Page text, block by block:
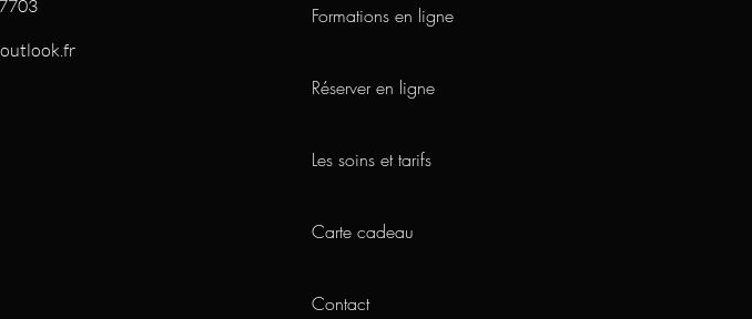
Formations en ligne
Réserver en ligne
Les soins et tarifs
Carte cadeau
Contact